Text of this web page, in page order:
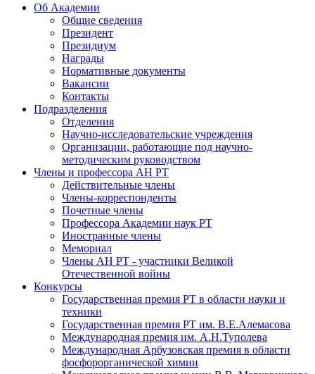
Об Академии
Общие сведения
Президент
Президиум
Награды
Нормативные документы
Вакансии
Контакты
Подразделения
Отделения
Научно-исследовательские учреждения
Организации, работающие под научно-
методическим руководством
Члены и профессора АН РТ
Действительные члены
Члены-корреспонденты
Почетные члены
Профессора Академии наук РТ
Иностранные члены
Мемориал
Члены АН РТ - участники Великой
Отечественной войны
Конкурсы
Государственная премия РТ в области науки и
техники
Государственная премия РТ им. В.Е.Алемасова
Международная премия им. А.Н.Туполева
Международная Арбузовская премия в области
фосфорорганической химии